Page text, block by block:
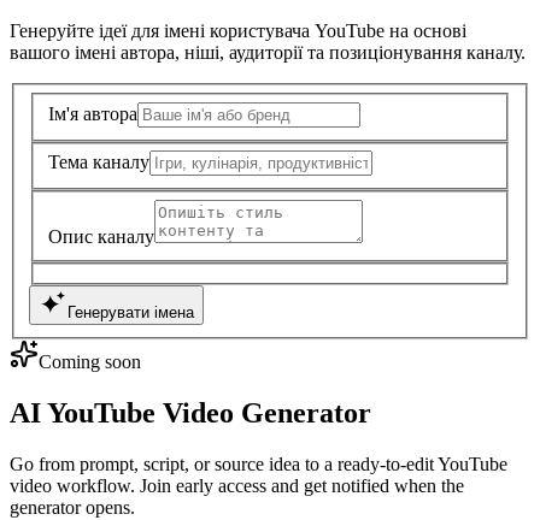
Генеруйте ідеї для імені користувача YouTube на основі
вашого імені автора, ніші, аудиторії та позиціонування каналу.
Ім'я автора
Тема каналу
Опис каналу
Генерувати імена
Coming soon
AI YouTube Video Generator
Go from prompt, script, or source idea to a ready-to-edit YouTube
video workflow. Join early access and get notified when the
generator opens.